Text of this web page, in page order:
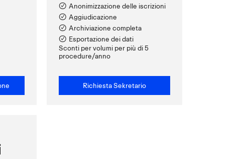
Anonimizzazione delle iscrizioni
Aggiudicazione
Archiviazione completa
Esportazione dei dati
Sconti per volumi per più di 5
procedure/anno
Richiesta Sekretario